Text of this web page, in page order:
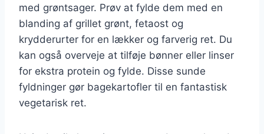
med grøntsager. Prøv at fylde dem med en
blanding af grillet grønt, fetaost og
krydderurter for en lækker og farverig ret. Du
kan også overveje at tilføje bønner eller linser
for ekstra protein og fylde. Disse sunde
fyldninger gør bagekartofler til en fantastisk
vegetarisk ret.